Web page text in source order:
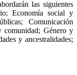
las siguientes
Economía social y
Comunicación
comunidad; Género y
y ancestralidades;